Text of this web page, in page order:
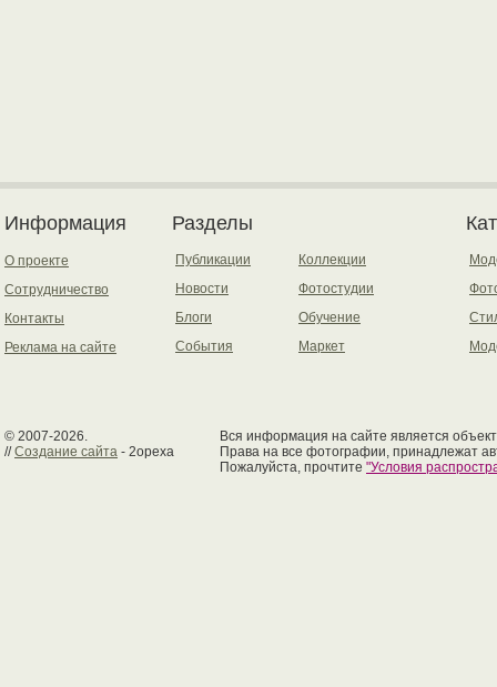
Информация
О проекте
Сотрудничество
Контакты
Реклама на сайте
Разделы
Публикации
Новости
Блоги
События
Коллекции
Фотостудии
Обучение
Маркет
© 2007-2026.
//Создание сайта - 2opexa
Вся информация на сайте является
Права на все фотографии, принадлежат
Пожалуйста, прочтите "Условия